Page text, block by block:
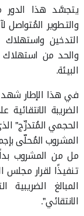
يتجسَّد هذا الدور
والتطوير المُتواصل
التدخين واستهلاك
والحد من
البيئة.
الضريبة
الحجمي المُتدرِّج"
مل من المشروب
تنفيذًا لقرار مجلس
المبالغ
الانتقائي".